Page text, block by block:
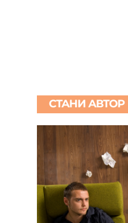
СТАНИ АВТОР